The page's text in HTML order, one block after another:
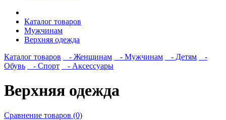
Каталог товаров
Мужчинам
Верхняя одежда
Каталог товаров
- Женщинам - Мужчинам - Детям
-
Обувь
- Спорт - Аксессуары
Верхняя одежда
Сравнение товаров (0)